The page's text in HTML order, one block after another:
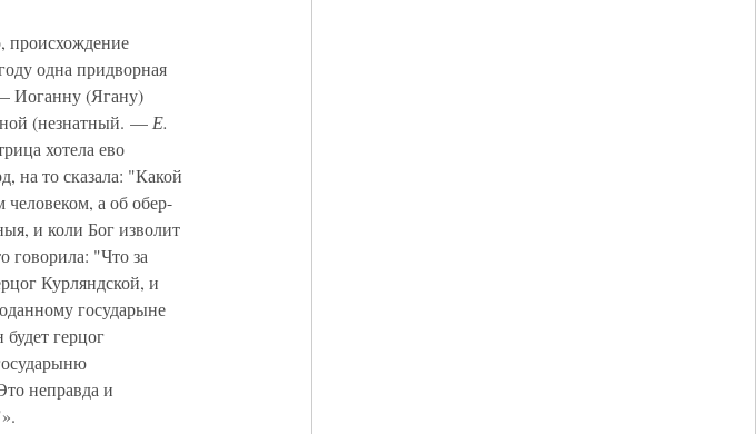
происхождение
одна придворная
Иоганну (Ягану)
(незнатный. — Е.
хотела ево
на то сказала: "Какой
а об обер-
и коли Бог изволит
говорила: "Что за
Курляндской, и
государыне
герцог
неправда и